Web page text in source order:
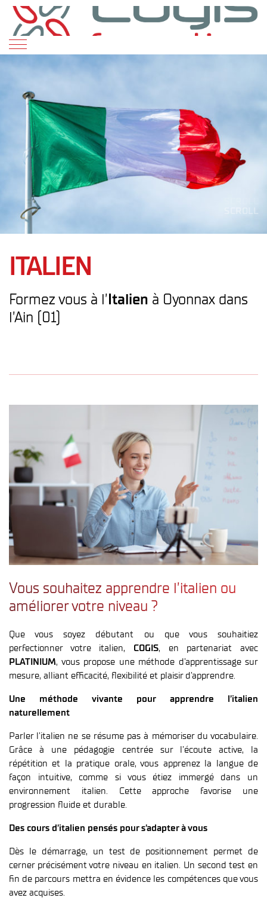
SCROLL
SCROLL
ITALIEN
Formez vous à l’ Italien à Oyonnax dans
l’Ain (01)
Vous souhaitez apprendre l’italien ou
améliorer votre niveau ?
Que vous soyez débutant ou que vous souhaitiez
perfectionner votre italien, COGIS, en partenariat avec
PLATINIUM, vous propose une méthode d’apprentissage sur
mesure, alliant efficacité, flexibilité et plaisir d’apprendre.
Une méthode vivante pour apprendre l’italien
naturellement
Parler l’italien ne se résume pas à mémoriser du vocabulaire.
Grâce à une pédagogie centrée sur l’écoute active, la
répétition et la pratique orale, vous apprenez la langue de
façon intuitive, comme si vous étiez immergé dans un
environnement italien. Cette approche favorise une
progression fluide et durable.
Des cours d’italien pensés pour s’adapter à vous
Dès le démarrage, un test de positionnement permet de
cerner précisément votre niveau en italien. Un second test en
fin de parcours mettra en évidence les compétences que vous
avez acquises.